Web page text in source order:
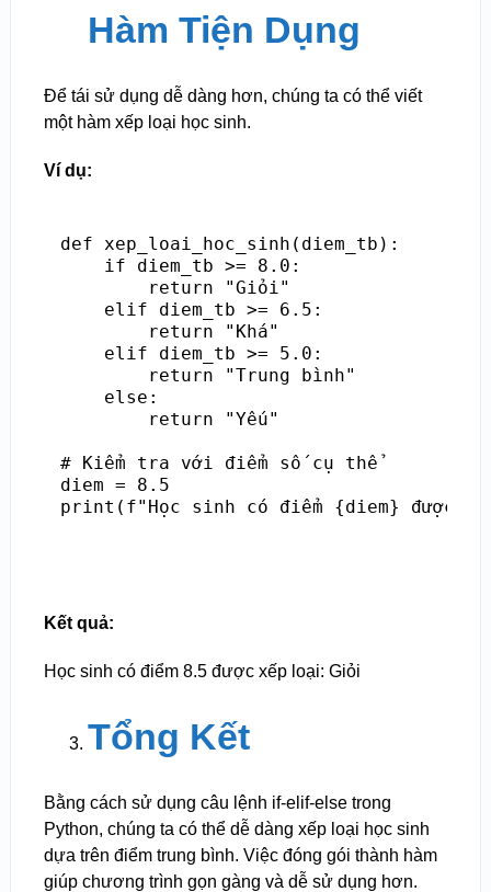
Hàm Tiện Dụng
Để tái sử dụng dễ dàng hơn, chúng ta có thể viết
một hàm xếp loại học sinh.
Ví dụ:
def xep_loai_hoc_sinh(diem_tb):
    if diem_tb >= 8.0:
        return "Giỏi"
    elif diem_tb >= 6.5:
        return "Khá"
    elif diem_tb >= 5.0:
        return "Trung bình"
    else:
        return "Yếu"
# Kiểm tra với điểm số cụ thể
diem = 8.5
Kết quả:
Học sinh có điểm 8.5 được xếp loại: Giỏi
Tổng Kết
Bằng cách sử dụng câu lệnh if-elif-else trong
Python, chúng ta có thể dễ dàng xếp loại học sinh
dựa trên điểm trung bình. Việc đóng gói thành hàm
giúp chương trình gọn gàng và dễ sử dụng hơn.